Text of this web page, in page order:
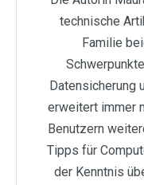
technische
Familie
Datensicherung
erweitert immer
Benutzern
Tipps für
der Kenntnis